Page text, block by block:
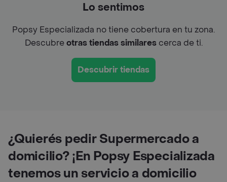
Lo sentimos
Popsy Especializada no tiene cobertura en tu zona.
Descubreotras tiendas similarescerca de ti.
Descubrir tiendas
¿Quierés pedir Supermercado a
domicilio? ¡En Popsy Especializada
tenemos un servicio a domicilio